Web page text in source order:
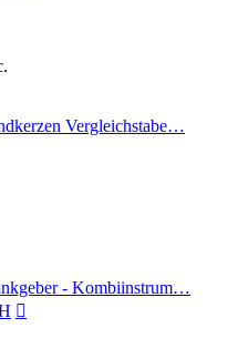
Vergleichstabe…
- Kombiinstrum…